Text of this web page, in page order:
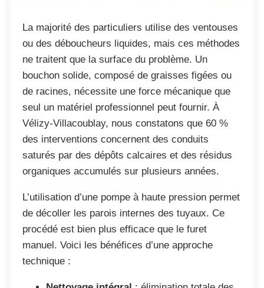
La majorité des particuliers utilise des ventouses
ou des déboucheurs liquides, mais ces méthodes
ne traitent que la surface du problème. Un
bouchon solide, composé de graisses figées ou
de racines, nécessite une force mécanique que
seul un matériel professionnel peut fournir. À
Vélizy-Villacoublay, nous constatons que 60 %
des interventions concernent des conduits
saturés par des dépôts calcaires et des résidus
organiques accumulés sur plusieurs années.
L’utilisation d’une pompe à haute pression permet
de décoller les parois internes des tuyaux. Ce
procédé est bien plus efficace que le furet
manuel. Voici les bénéfices d’une approche
technique :